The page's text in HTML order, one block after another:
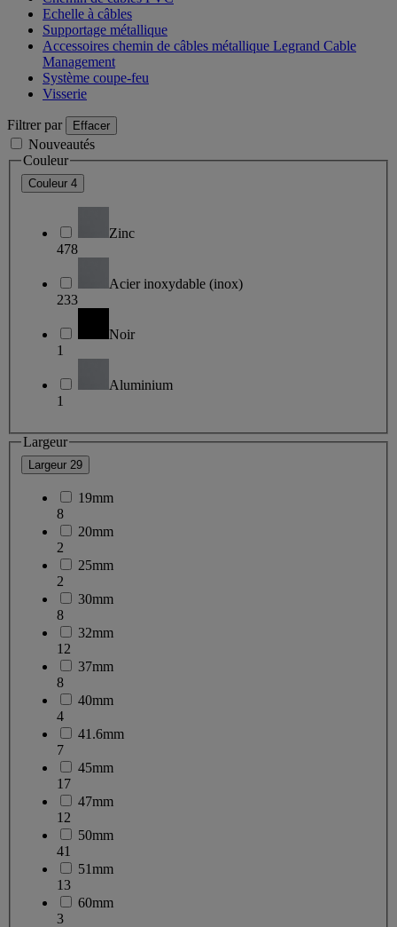
Echelle à câbles
Supportage métallique
Accessoires chemin de câbles métallique Legrand Cable
Management
Système coupe-feu
Visserie
Filtrer par Effacer
Nouveautés
Couleur
Couleur 4
Zinc
478
Acier inoxydable (inox)
233
Noir
1
Aluminium
1
Largeur
Largeur 29
19mm
8
20mm
2
25mm
2
30mm
8
32mm
12
37mm
8
40mm
4
41.6mm
7
45mm
17
47mm
12
50mm
41
51mm
13
60mm
3